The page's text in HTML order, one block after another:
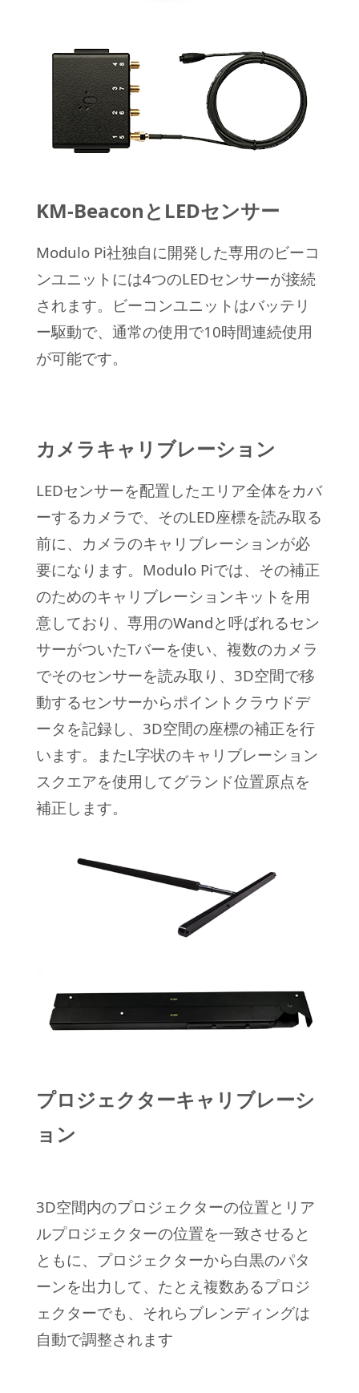
KM-BeaconとLEDセンサー
Modulo Pi社独自に開発した専用のビーコ
ンユニットには4つのLEDセンサーが接続
されます。ビーコンユニットはバッテリ
ー駆動で、通常の使用で10時間連続使用
が可能です。
カメラキャリブレーション
LEDセンサーを配置したエリア全体をカバ
ーするカメラで、そのLED座標を読み取る
前に、カメラのキャリブレーションが必
要になります。Modulo Piでは、その補正
のためのキャリブレーションキットを用
意しており、 専用のWandと呼ばれるセン
サーがついたTバーを使い、複数のカメラ
でそのセンサーを読み取り、3D空間で移
動するセンサーからポイントクラウドデ
ータを記録し、3D空間の座標の補正を行
います。
またL字状のキャリブレーション
スクエアを使用してグランド位置原点を
補正します。
プロジェクターキャリブレーシ
ョン
3D空間内のプロジェクターの位置とリア
ルプロジェクターの位置を一致させると
ともに、プロジェクターから白黒のパタ
ーンを出力して、たとえ複数あるプロジ
ェクターでも、それらブレンディングは
自動で調整されます